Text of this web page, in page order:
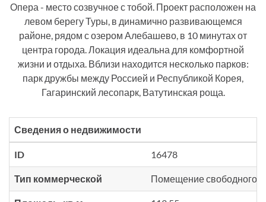
Опера - место созвучное с тобой. Проект расположен на
левом берегу Туры, в динамично развивающемся
районе, рядом с озером Алебашево, в 10 минутах от
центра города. Локация идеальна для комфортной
жизни и отдыха. Вблизи находится несколько парков:
парк дружбы между Россией и Республикой Корея,
Гагаринский лесопарк, Ватутинская роща.
Сведения о недвижимости
ID 16478
Тип коммерческой Помещение свободного